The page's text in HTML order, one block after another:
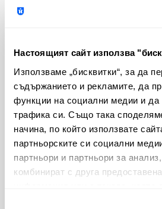
Настоящият сайт използва
Използваме „бисквитки“, за да
съдържанието и рекламите, да
функции на социални медии и да
трафика си. Също така
начина, по който използвате
партньорските си социални
партньори и партньори за
комбинират с друга
DXY е в корективна/bearish
нагоре.
Прогнозата: постепенно
отслабване, не колапс
Базовите прогнози сочат
отслабване на долара през 2026 г.
спад), с периодични
сантиментът се влоши или
очакванията.